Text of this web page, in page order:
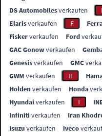
DS Automobilesverkaufen
Elarisverkaufen F
Fiskerverkaufen Ford
GAC Gonowverkaufen
Genesisverkaufen GMC
GWM verkaufen H
Holdenverkaufen Honda
Hyundai verkaufen I
Infiniti verkaufen Iran
Isuzu verkaufen Iveco